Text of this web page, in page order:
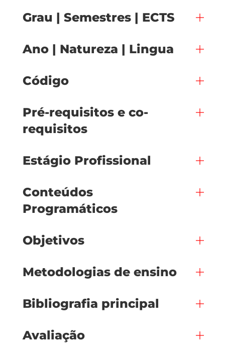
Grau | Semestres | ECTS
Ano | Natureza | Lingua
Código
Pré-requisitos e co-
requisitos
Estágio Profissional
Conteúdos
Programáticos
Objetivos
Metodologias de ensino
Bibliografia principal
Avaliação